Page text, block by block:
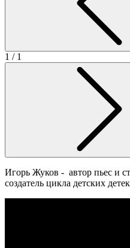
1 / 1
Игорь Жуков - автор пьес и
создатель цикла детских